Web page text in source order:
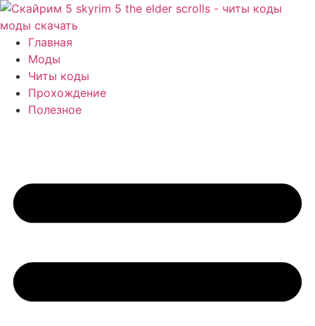
Перейти
к
содержимому
Главная
Моды
Читы коды
Прохождение
Полезное